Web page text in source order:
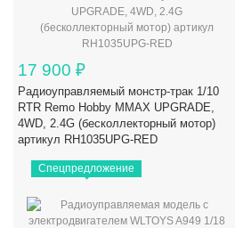
17 900 ₽
Радиоуправляемый монстр-трак 1/10
RTR Remo Hobby MMAX UPGRADE,
4WD, 2.4G (бесколлекторный мотор)
артикул RH1035UPG-RED
Спецпредложение